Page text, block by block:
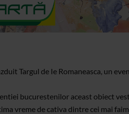
Targul de Ie Romaneasca, un
bucurestenilor aceast obiect
vreme de cativa dintre cei mai